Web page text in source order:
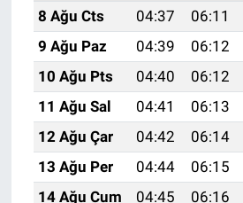
8 Ağu Cts
04:37 06:11
9 Ağu Paz
04:39 06:12
10 Ağu Pts
04:40 06:12
11 Ağu Sal
04:41 06:13
12 Ağu Çar
04:42 06:14
13 Ağu Per
04:44 06:15
14 Ağu Cum
04:45 06:16